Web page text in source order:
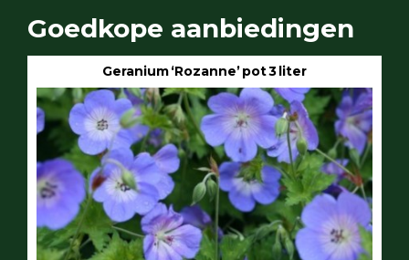
Goedkope aanbiedingen
Geranium ‘Rozanne’ pot 3 liter